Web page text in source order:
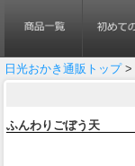
日光おかき通販トップ>
ふんわりごぼう天